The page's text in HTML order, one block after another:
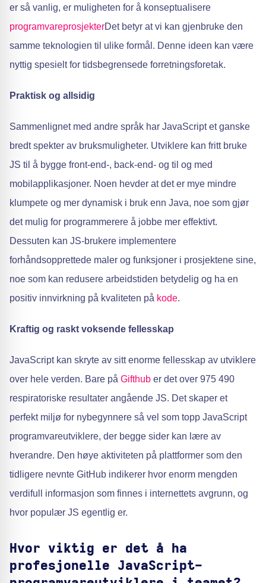
er så vanlig, er muligheten for å konseptualisere
programvareprosjekterDet betyr at vi kan gjenbruke den
samme teknologien til ulike formål. Denne ideen kan være
nyttig spesielt for tidsbegrensede forretningsforetak.
Praktisk og allsidig
Sammenlignet med andre språk har JavaScript et ganske
bredt spekter av bruksmuligheter. Utviklere kan fritt bruke
JS til å bygge front-end-, back-end- og til og med
mobilapplikasjoner. Noen hevder at det er mye mindre
klumpete og mer dynamisk i bruk enn Java, noe som gjør
det mulig for programmerere å jobbe mer effektivt.
Dessuten kan JS-brukere implementere
forhåndsopprettede maler og funksjoner i prosjektene sine,
noe som kan redusere arbeidstiden betydelig og ha en
positiv innvirkning på kvaliteten på kode.
Kraftig og raskt voksende fellesskap
JavaScript kan skryte av sitt enorme fellesskap av utviklere
over hele verden. Bare på Gifthub er det over 975 490
respiratoriske resultater angående JS. Det skaper et
perfekt miljø for nybegynnere så vel som topp JavaScript
programvareutviklere, der begge sider kan lære av
hverandre. Den høye aktiviteten på plattformer som den
tidligere nevnte GitHub indikerer hvor enorm mengden
verdifull informasjon som finnes i internettets avgrunn, og
hvor populær JS egentlig er.
Hvor viktig er det å ha
profesjonelle JavaScript-